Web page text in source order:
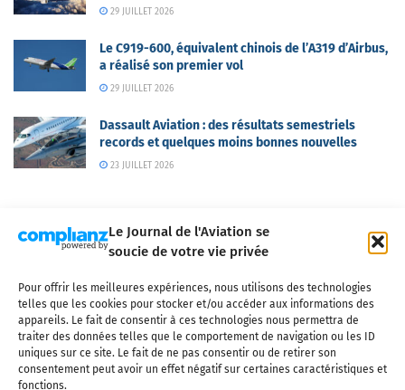
Le Journal de l'Aviation se
soucie de votre vie privée
Pour offrir les meilleures expériences, nous utilisons des technologies
telles que les cookies pour stocker et/ou accéder aux informations des
appareils. Le fait de consentir à ces technologies nous permettra de
traiter des données telles que le comportement de navigation ou les ID
uniques sur ce site. Le fait de ne pas consentir ou de retirer son
consentement peut avoir un effet négatif sur certaines caractéristiques et
fonctions.
29 JUILLET 2026
Le C919-600, équivalent chinois de l’A319 d’Airbus,
a réalisé son premier vol
29 JUILLET 2026
Dassault Aviation : des résultats semestriels
records et quelques moins bonnes nouvelles
23 JUILLET 2026
Qui sommes-nous ? Nous contacter
Partenaires
Mentions légales
CGV Politique de confidentialité Cookies